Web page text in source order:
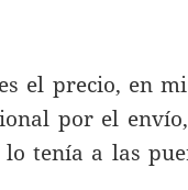
el precio, en
por el
tenía a las